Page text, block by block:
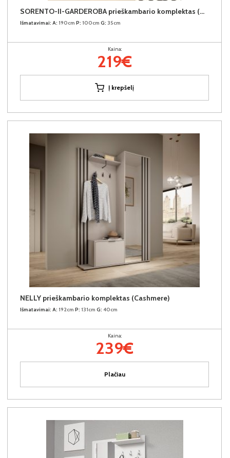
SORENTO-II-GARDEROBA prieškambario komplektas (Dešininis)
Išmatavimai: A: 190cm P: 100cm G: 35cm
Kaina:
219€
Į krepšelį
NELLY prieškambario komplektas (Cashmere)
Išmatavimai: A: 192cm P: 131cm G: 40cm
Kaina:
239€
Plačiau